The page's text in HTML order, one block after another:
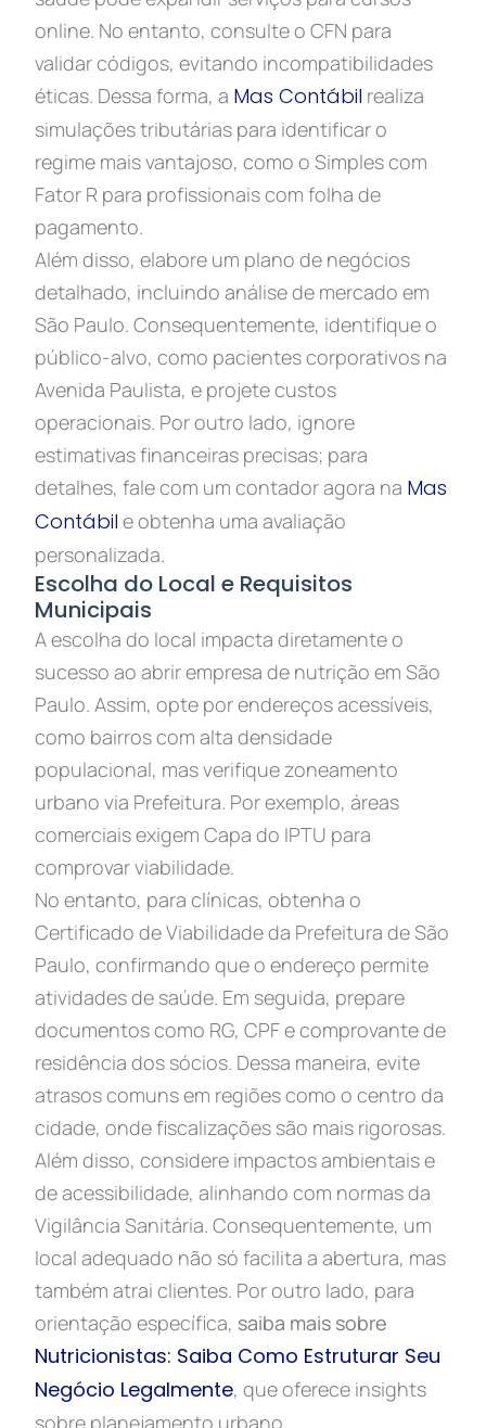
online. No entanto, consulte o CFN para
validar códigos, evitando incompatibilidades
éticas. Dessa forma, a Mas Contábil realiza
simulações tributárias para identificar o
regime mais vantajoso, como o Simples com
Fator R para profissionais com folha de
pagamento.
Além disso, elabore um plano de negócios
detalhado, incluindo análise de mercado em
São Paulo. Consequentemente, identifique o
público-alvo, como pacientes corporativos na
Avenida Paulista, e projete custos
operacionais. Por outro lado, ignore
estimativas financeiras precisas; para
detalhes, fale com um contador agora na Mas
Contábil e obtenha uma avaliação
personalizada.
Escolha do Local e Requisitos
Municipais
A escolha do local impacta diretamente o
sucesso ao abrir empresa de nutrição em São
Paulo. Assim, opte por endereços acessíveis,
como bairros com alta densidade
populacional, mas verifique zoneamento
urbano via Prefeitura. Por exemplo, áreas
comerciais exigem Capa do IPTU para
comprovar viabilidade.
No entanto, para clínicas, obtenha o
Certificado de Viabilidade da Prefeitura de São
Paulo, confirmando que o endereço permite
atividades de saúde. Em seguida, prepare
documentos como RG, CPF e comprovante de
residência dos sócios. Dessa maneira, evite
atrasos comuns em regiões como o centro da
cidade, onde fiscalizações são mais rigorosas.
Além disso, considere impactos ambientais e
de acessibilidade, alinhando com normas da
Vigilância Sanitária. Consequentemente, um
local adequado não só facilita a abertura, mas
também atrai clientes. Por outro lado, para
orientação específica, saiba mais sobre
Nutricionistas: Saiba Como Estruturar Seu
Negócio Legalmente, que oferece insights